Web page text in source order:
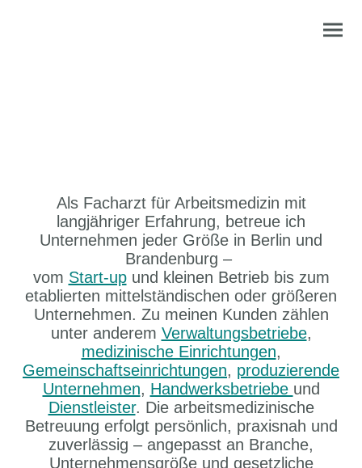
Als Facharzt für Arbeitsmedizin mit
langjähriger Erfahrung, betreue ich
Unternehmen jeder Größe in Berlin und
Brandenburg –
vom Start-upund kleinen Betrieb bis zum
etablierten mittelständischen oder größeren
Unternehmen. Zu meinen Kunden zählen
unter anderem Verwaltungsbetriebe,
medizinische Einrichtungen,
Gemeinschaftseinrichtungen, produzierende
Unternehmen, Handwerksbetriebe und
Dienstleister. Die arbeitsmedizinische
Betreuung erfolgt persönlich, praxisnah und
zuverlässig – angepasst an Branche,
Unternehmensgröße und gesetzliche